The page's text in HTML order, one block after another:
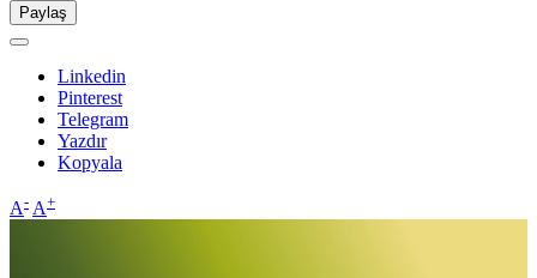
Paylaş
Linkedin
Pinterest
Telegram
Yazdır
Kopyala
A- A+